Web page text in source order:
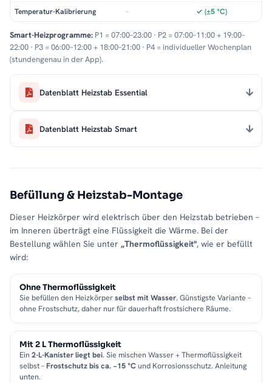
Temperatur-Kalibrierung – ✓ (±5 °C)
Smart-Heizprogramme: P1 = 07:00–23:00 · P2 = 07:00–11:00 + 19:00–
22:00 · P3 = 06:00–12:00 + 18:00–21:00 · P4 = individueller Wochenplan
(stundengenau in der App).
Datenblatt Heizstab Essential
Datenblatt Heizstab Smart
Befüllung & Heizstab-Montage
Dieser Heizkörper wird elektrisch über den Heizstab betrieben –
im Inneren überträgt eine Flüssigkeit die Wärme. Bei der
Bestellung wählen Sie unter „Thermoflüssigkeit", wie er befüllt
wird:
Ohne Thermoflüssigkeit
Sie befüllen den Heizkörperselbst mit Wasser. Günstigste Variante –
ohne Frostschutz, daher nur für dauerhaft frostsichere Räume.
Mit 2 L Thermoflüssigkeit
Ein 2-L-Kanister liegt bei. Sie mischen Wasser + Thermoflüssigkeit
selbst –Frostschutz bis ca. −15 °Cund Korrosionsschutz. Anleitung
unten.